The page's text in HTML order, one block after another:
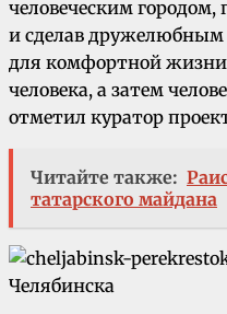
человеческим городом,
и сделав
для комфортной
человека, а затем
отметил куратор
Читайте также:
татарского майдана